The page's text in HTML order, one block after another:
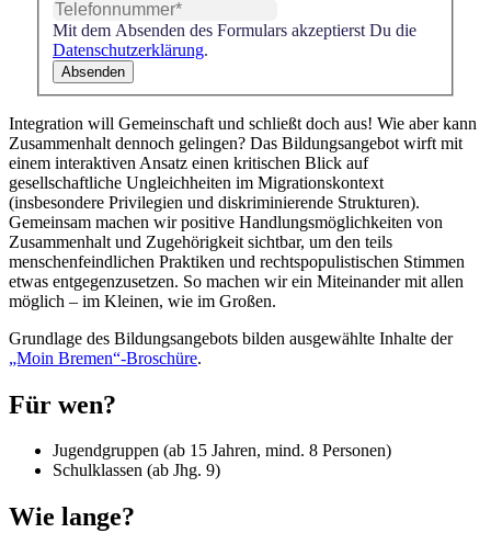
Mit dem Absenden des Formulars akzeptierst Du die
Datenschutzerklärung.
Absenden
Integration will Gemeinschaft und schließt doch aus! Wie aber kann
Zusammenhalt dennoch gelingen? Das Bildungsangebot wirft mit
einem interaktiven Ansatz einen kritischen Blick auf
gesellschaftliche Ungleichheiten im Migrationskontext
(insbesondere Privilegien und diskriminierende Strukturen).
Gemeinsam machen wir positive Handlungsmöglichkeiten von
Zusammenhalt und Zugehörigkeit sichtbar, um den teils
menschenfeindlichen Praktiken und rechtspopulistischen Stimmen
etwas entgegenzusetzen. So machen wir ein Miteinander mit allen
möglich – im Kleinen, wie im Großen.
Grundlage des Bildungsangebots bilden ausgewählte Inhalte der
„Moin Bremen“-Broschüre.
Für wen?
Jugendgruppen (ab 15 Jahren, mind. 8 Personen)
Schulklassen (ab Jhg. 9)
Wie lange?